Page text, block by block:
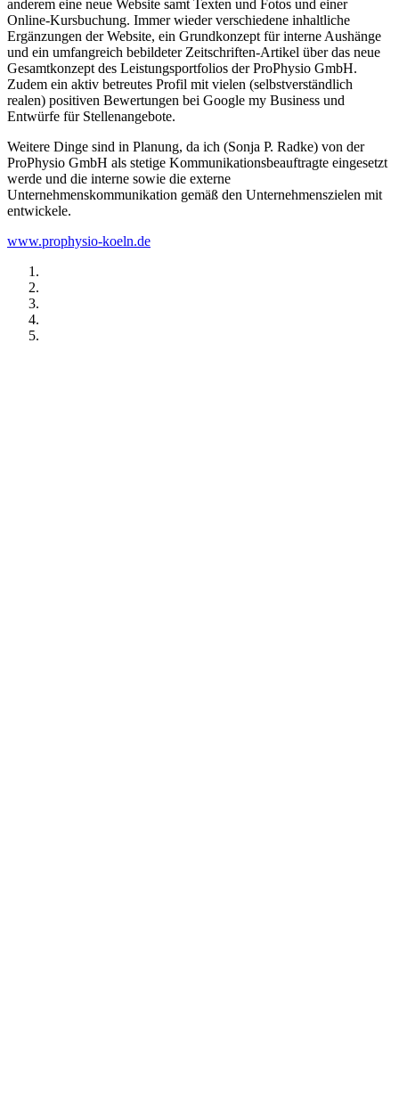
anderem eine neue Website samt Texten und Fotos und einer
Online-Kursbuchung. Immer wieder verschiedene inhaltliche
Ergänzungen der Website, ein Grundkonzept für interne Aushänge
und ein umfangreich bebildeter Zeitschriften-Artikel über das neue
Gesamtkonzept des Leistungsportfolios der ProPhysio GmbH.
Zudem ein aktiv betreutes Profil mit vielen (selbstverständlich
realen) positiven Bewertungen bei Google my Business und
Entwürfe für Stellenangebote.
Weitere Dinge sind in Planung, da ich (Sonja P. Radke) von der
ProPhysio GmbH als stetige Kommunikationsbeauftragte eingesetzt
werde und die interne sowie die externe
Unternehmenskommunikation gemäß den Unternehmenszielen mit
entwickele.
www.prophysio-koeln.de